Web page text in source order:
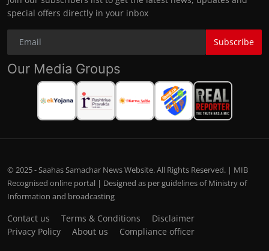
special offers directly in your inbox
Subscribe
Our Media Groups
© 2025 - Saahas Samachar News Website. All Rights Reserved. | MIB
Recognised online portal | Designed as per guidelines of Ministry of
Information and broadcasting
Contact us Terms & Conditions
Disclaimer
Privacy Policy
About us Compliance officer